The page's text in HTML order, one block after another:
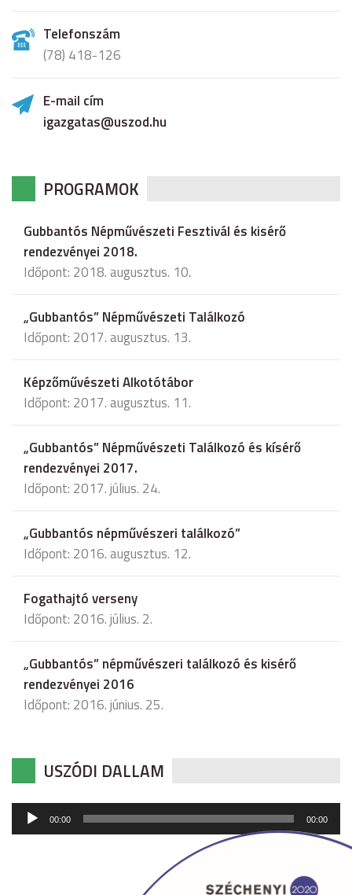
Telefonszám
(78) 418-126
E-mail cím
igazgatas@uszod.hu
PROGRAMOK
Gubbantós Népművészeti Fesztivál és kisérő
rendezvényei 2018.
Időpont: 2018. augusztus. 10.
„Gubbantós” Népművészeti Találkozó
Időpont: 2017. augusztus. 13.
Képzőművészeti Alkotótábor
Időpont: 2017. augusztus. 11.
„Gubbantós” Népművészeti Találkozó és kísérő
rendezvényei 2017.
Időpont: 2017. július. 24.
„Gubbantós népművészeri találkozó”
Időpont: 2016. augusztus. 12.
Fogathajtó verseny
Időpont: 2016. július. 2.
„Gubbantós” népművészeri találkozó és kisérő
rendezvényei 2016
Időpont: 2016. június. 25.
USZÓDI DALLAM
Audió
lejátszó
00:00 00:00